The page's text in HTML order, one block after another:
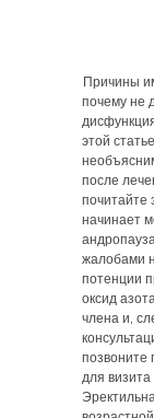
Причины
почему не
этой
после
почитайте
начинает
жалобами
потенции
оксид
члена и,
позвоните
для